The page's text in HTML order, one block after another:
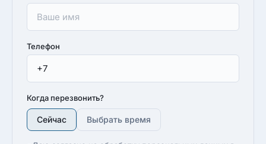
Телефон
Когда перезвонить?
Сейчас Выбрать время